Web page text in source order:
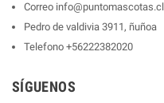
Correo info@puntomascotas.cl
Pedro de valdivia 3911, ñuñoa
Telefono +56222382020
SÍGUENOS